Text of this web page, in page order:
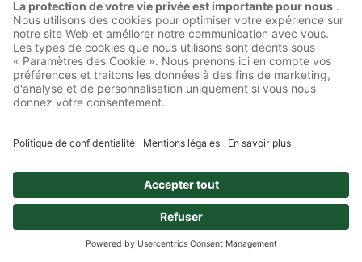
un serveur de Google aux États-Unis et y est abrégée.
Google utilisera ces informations pour le compte de
l'exploitant de ce site web afin d'évaluer votre utilisation
du site web, de compiler des rapports sur les activités du
site web et de fournir à l'exploitant du site web d'autres
services liés à l'utilisation du site web et d'Internet.
de Google Analytics ne sera pas recoupée avec d'autres
données de Google.
Les objectifs du traitement des données sont l'évaluation
de l'utilisation du site web et la compilation de rapports
sur les activités du site web. D'autres services connexes
doivent ensuite être fournis sur la base de l'utilisation du